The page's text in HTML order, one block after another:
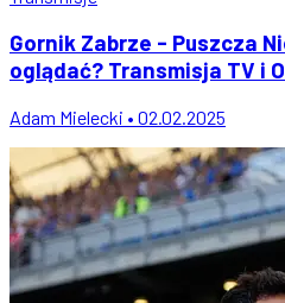
Gornik Zabrze - Puszcza
oglądać? Transmisja TV i
Adam Mielecki • 02.02.2025